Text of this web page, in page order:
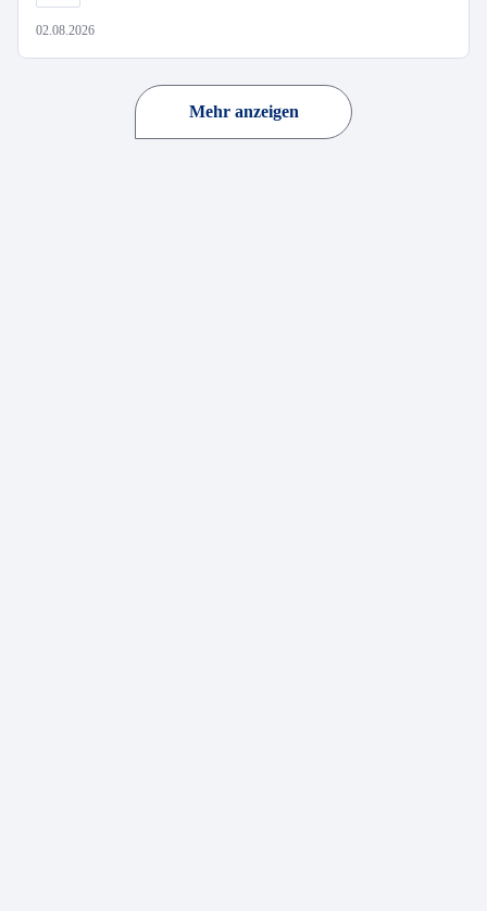
02.08.2026
Mehr anzeigen